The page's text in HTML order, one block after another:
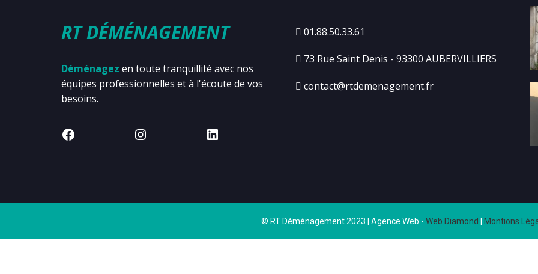
RT DÉMÉNAGEMENT
Déménagez en toute tranquillité avec nos
équipes professionnelles et à l'écoute de vos
besoins.
01.88.50.33.61
73 Rue Saint Denis - 93300 AUBERVILLIERS
contact@rtdemenagement.fr
© RT Déménagement 2023 | Agence Web - Web Diamond Montions